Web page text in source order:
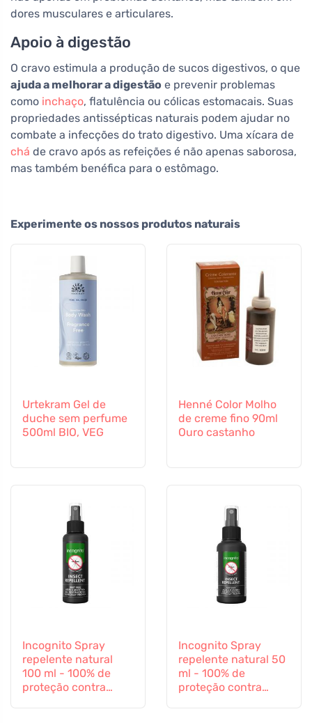
dores musculares e articulares.
Apoio à digestão
O cravo estimula a produção de sucos digestivos, o que
ajuda a melhorar a digestão e prevenir problemas
como inchaço, flatulência ou cólicas estomacais. Suas
propriedades antissépticas naturais podem ajudar no
combate a infecções do trato digestivo. Uma xícara de
chá de cravo após as refeições é não apenas saborosa,
mas também benéfica para o estômago.
Experimente os nossos produtos naturais
Urtekram Gel de
duche sem perfume
500ml BIO, VEG
Henné Color Molho
de creme fino 90ml
Ouro castanho
Incognito Spray
repelente natural
100 ml - 100% de
proteção contra
Incognito Spray
repelente natural 50
ml - 100% de
proteção contra